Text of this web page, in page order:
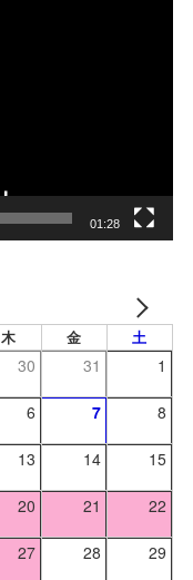
01:28
木 金 土
30 31 1
6 7 8
13 14 15
20 21 22
27 28 29